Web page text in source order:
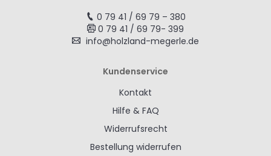
0 79 41 / 69 79 – 380
0 79 41 / 69 79- 399
info@holzland-megerle.de
Kundenservice
Kontakt
Hilfe & FAQ
Widerrufsrecht
Bestellung widerrufen